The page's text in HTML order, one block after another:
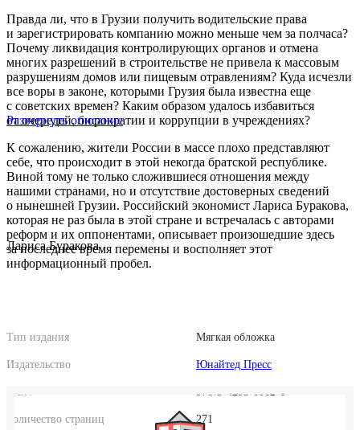
Правда ли, что в Грузии получить водительские права
и зарегистрировать компанию можно меньше чем за полчаса?
Почему ликвидация контролирующих органов и отмена
многих разрешений в строительстве не привела к массовым
разрушениям домов или пищевым отравлениям? Куда исчезли
все воры в законе, которыми Грузия была известна еще
с советских времен? Каким образом удалось избавиться
от очередей, бюрократии и коррупции в учреждениях?
К сожалению, жители России в массе плохо представляют
себе, что происходит в этой некогда братской республике.
Виной тому не только сложившиеся отношения между
нашими странами, но и отсутствие достоверных сведений
о нынешней Грузии. Российский экономист Лариса Буракова,
которая не раз была в этой стране и встречалась с авторами
реформ и их оппонентами, описывает произошедшие здесь
за последнее время перемены и восполняет этот
информационный пробел.
Развернуть описание
Лариса Буракова
Тип издания Мягкая обложка
Издательство Юнайтед Пресс
ISBN 978-5-4295-0012-6
Количество страниц 271